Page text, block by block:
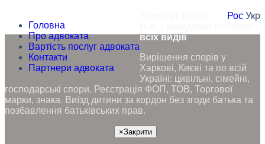
Головна
Про адвоката
Вартість послуг адвоката
Контакти
Партнери адвоката
Рос Укр
всіх видів
Вирішення спорів у
Харкові, Києві та по всій
Україні: цивільні, сімейні,
господарські спори. Реєстрація ФОП, ТОВ, Торгової
марки, знака. Виїзд дитини за кордон без згоди батька та
позбавлення батьківських прав.
×Закрити